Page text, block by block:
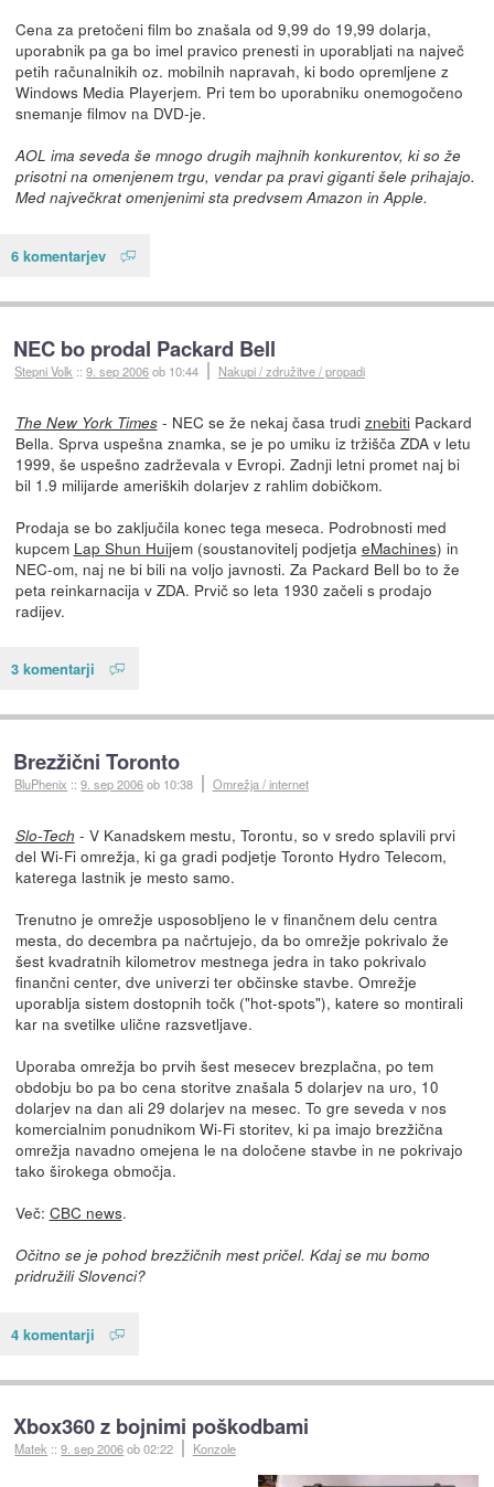
Cena za pretočeni film bo znašala od 9,99 do 19,99 dolarja,
uporabnik pa ga bo imel pravico prenesti in uporabljati na največ
petih računalnikih oz. mobilnih napravah, ki bodo opremljene z
Windows Media Playerjem. Pri tem bo uporabniku onemogočeno
snemanje filmov na DVD-je.
AOL ima seveda še mnogo drugih majhnih konkurentov, ki so že
prisotni na omenjenem trgu, vendar pa pravi giganti šele prihajajo.
Med največkrat omenjenimi sta predvsem Amazon in Apple.
6 komentarjev
NEC bo prodal Packard Bell
Stepni Volk ::9. sep 2006ob 10:44 Nakupi / združitve / propadi
The New York Times- NEC se že nekaj časa trudi znebitiPackard
Bella. Sprva uspešna znamka, se je po umiku iz tržišča ZDA v letu
1999, še uspešno zadrževala v Evropi. Zadnji letni promet naj bi
bil 1.9 milijarde ameriških dolarjev z rahlim dobičkom.
Prodaja se bo zaključila konec tega meseca. Podrobnosti med
kupcem Lap Shun Huijem (soustanovitelj podjetja eMachines) in
NEC-om, naj ne bi bili na voljo javnosti. Za Packard Bell bo to že
peta reinkarnacija v ZDA. Prvič so leta 1930 začeli s prodajo
radijev.
3 komentarji
Brezžični Toronto
BluPhenix ::9. sep 2006ob 10:38 Omrežja / internet
Slo-Tech - V Kanadskem mestu, Torontu, so v sredo splavili prvi
del Wi-Fi omrežja, ki ga gradi podjetje Toronto Hydro Telecom,
katerega lastnik je mesto samo.
Trenutno je omrežje usposobljeno le v finančnem delu centra
mesta, do decembra pa načrtujejo, da bo omrežje pokrivalo že
šest kvadratnih kilometrov mestnega jedra in tako pokrivalo
finančni center, dve univerzi ter občinske stavbe. Omrežje
uporablja sistem dostopnih točk ("hot-spots"), katere so montirali
kar na svetilke ulične razsvetljave.
Uporaba omrežja bo prvih šest mesecev brezplačna, po tem
obdobju bo pa bo cena storitve znašala 5 dolarjev na uro, 10
dolarjev na dan ali 29 dolarjev na mesec. To gre seveda v nos
komercialnim ponudnikom Wi-Fi storitev, ki pa imajo brezžična
omrežja navadno omejena le na določene stavbe in ne pokrivajo
tako širokega območja.
Več: CBC news.
Očitno se je pohod brezžičnih mest pričel. Kdaj se mu bomo
pridružili Slovenci?
4 komentarji
Xbox360 z bojnimi poškodbami
Matek ::9. sep 2006ob 02:22 Konzole